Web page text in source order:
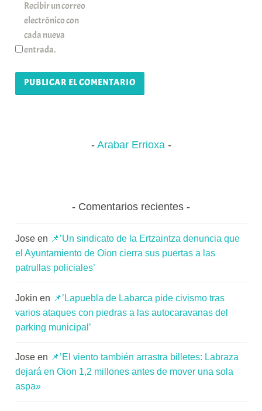
Recibir un correo
electrónico con
cada nueva
entrada.
Arabar Errioxa
Comentarios recientes
Jose en 📌’Un sindicato de la Ertzaintza denuncia que
el Ayuntamiento de Oion cierra sus puertas a las
patrullas policiales’
Jokin en 📌’Lapuebla de Labarca pide civismo tras
varios ataques con piedras a las autocaravanas del
parking municipal’
Jose en 📌’El viento también arrastra billetes: Labraza
dejará en Oion 1,2 millones antes de mover una sola
aspa»